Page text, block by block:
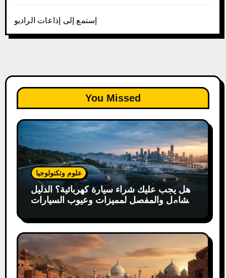
إستمع إلى إذاعات الراديو
You Missed
علوم وتكنولوجيا
هل يجب عليك شراء سيارة كهربائية؟ الدليل
الشامل والمفصل لمميزات وعيوب السيارات